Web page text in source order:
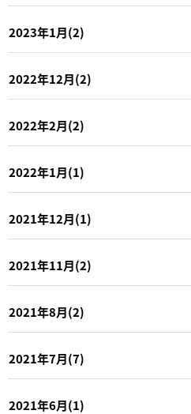
2023年1月(2)
2022年12月(2)
2022年2月(2)
2022年1月(1)
2021年12月(1)
2021年11月(2)
2021年8月(2)
2021年7月(7)
2021年6月(1)